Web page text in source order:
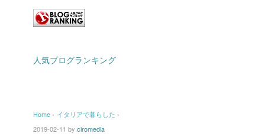
人気ブログランキング
Home › イタリアで暮らした ›
2019-02-11 by ciromedia